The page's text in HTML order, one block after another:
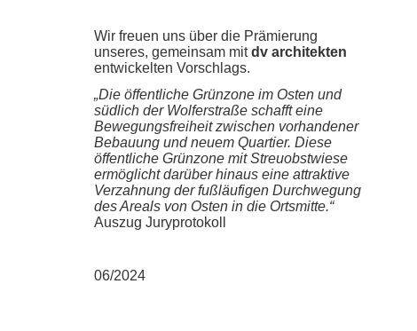
Wir freuen uns über die Prämierung
unseres, gemeinsam mitdv architekten
entwickelten Vorschlags.
„Die öffentliche Grünzone im Osten und
südlich der Wolferstraße schafft eine
Bewegungsfreiheit zwischen vorhandener
Bebauung und neuem Quartier. Diese
öffentliche Grünzone mit Streuobstwiese
ermöglicht darüber hinaus eine attraktive
Verzahnung der fußläufigen Durchwegung
des Areals von Osten in die Ortsmitte.“
Auszug Juryprotokoll
06/2024